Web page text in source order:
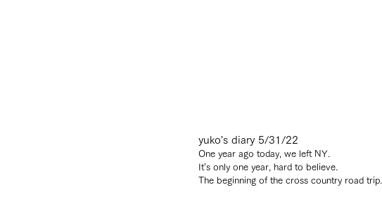
yuko's diary 5/31/22
One year ago today, we left NY.
It’s only one year, hard to believe.
The beginning of the cross country road trip.